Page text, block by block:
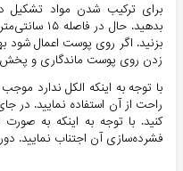
برای ترکیب شدن مواد تشکیل
بدهید. حال
بزنید. اگر روی پوست اعمال شود
زدن روی پوست ماندگاری و
با توجه به اینکه الکل ندارد
کنید. با توجه به اینکه به
فشرده‌سازی آن اجتناب نمایید.